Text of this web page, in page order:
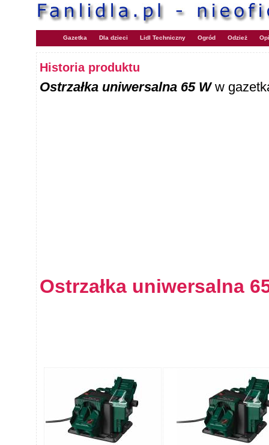
Gazetka Dla dzieci Lidl Techniczny Ogród Odzież
Historia produktu
Ostrzałka uniwersalna 65 Ww
Ostrzałka uniwersalna